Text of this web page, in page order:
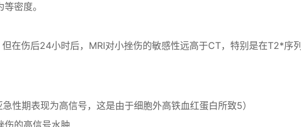
密度。
在伤后24小时后，MRI对小挫伤的敏感性远高于CT，特别是在T2*序列
性期表现为高信号，这是由于细胞外高铁血红蛋白所致5）
伤的高信号水肿